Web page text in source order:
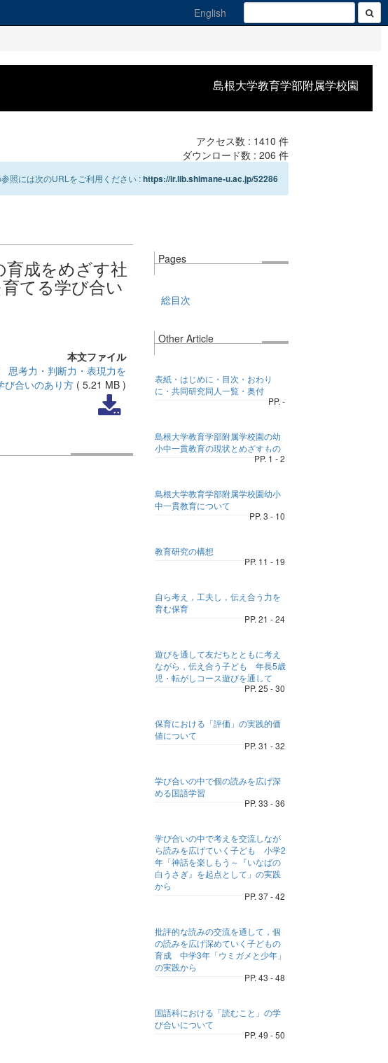
English
島根大学教育学部附属学校園
アクセス数 : 1410 件
ダウンロード数 : 206 件
参照には次のURLをご利用ください :https://ir.lib.shimane-u.ac.jp/52286
成をめざす社
てる学び合い
本文ファイル
思考力・判断力・表現力を
び合いのあり方 (5.21 MB )
Pages
総目次
Other Article
表紙・はじめに・目次・おわり
に・共同研究同人一覧・奥付
PP. -
島根大学教育学部附属学校園の幼
小中一貫教育の現状とめざすもの
PP. 1 - 2
島根大学教育学部附属学校園幼小
中一貫教育について
PP. 3 - 10
教育研究の構想
PP. 11 - 19
自ら考え，工夫し，伝え合う力を
育む保育
PP. 21 - 24
遊びを通して友だちとともに考え
ながら，伝え合う子ども 年長5歳
児・転がしコース遊びを通して
PP. 25 - 30
保育における「評価」の実践的価
値について
PP. 31 - 32
学び合いの中で個の読みを広げ深
める国語学習
PP. 33 - 36
学び合いの中で考えを交流しなが
ら読みを広げていく子ども 小学2
年「神話を楽しもう～『いなばの
白うさぎ』を起点として」の実践
から
PP. 37 - 42
批評的な読みの交流を通して，個
の読みを広げ深めていく子どもの
育成 中学3年「ウミガメと少年」
の実践から
PP. 43 - 48
国語科における「読むこと」の学
び合いについて
PP. 49 - 50